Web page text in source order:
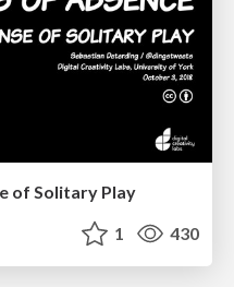
of Solitary Play
1 430